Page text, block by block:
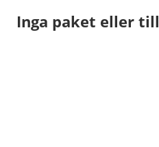
Inga paket eller